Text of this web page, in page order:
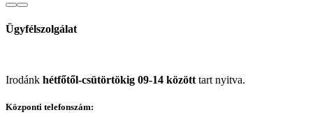
Ügyfélszolgálat
Irodánk hétfőtől-csütörtökig 09-14 között tart nyitva.
Központi telefonszám: